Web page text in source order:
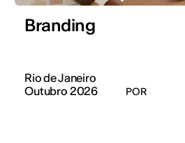
Branding
Rio de Janeiro
Outubro 2026
POR